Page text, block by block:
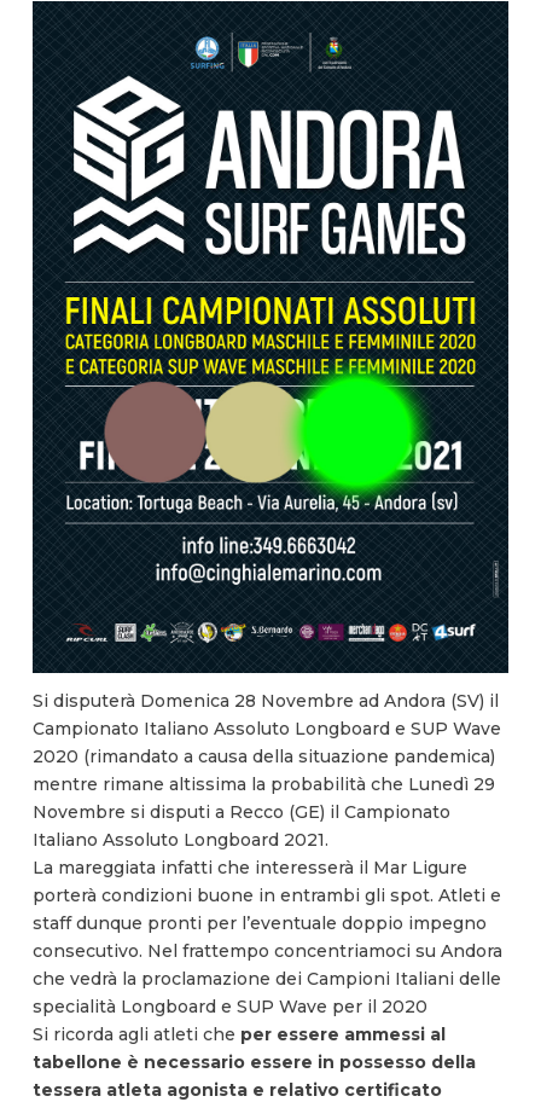
Si disputerà Domenica 28 Novembre ad Andora (SV) il
Campionato Italiano Assoluto Longboard e SUP Wave
2020 (rimandato a causa della situazione pandemica)
mentre rimane altissima la probabilità che Lunedì 29
Novembre si disputi a Recco (GE) il Campionato
Italiano Assoluto Longboard 2021.
La mareggiata infatti che interesserà il Mar Ligure
porterà condizioni buone in entrambi gli spot. Atleti e
staff dunque pronti per l’eventuale doppio impegno
consecutivo. Nel frattempo concentriamoci su Andora
che vedrà la proclamazione dei Campioni Italiani delle
specialità Longboard e SUP Wave per il 2020
Si ricorda agli atleti che per essere ammessi al
tabellone è necessario essere in possesso della
tessera atleta agonista e relativo certificato